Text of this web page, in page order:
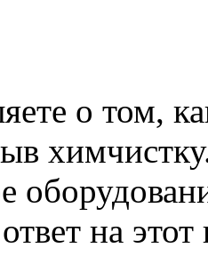
о том,
на этот